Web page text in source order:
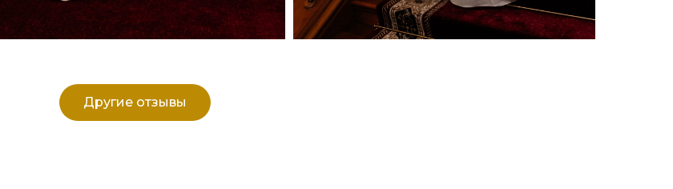
Другие отзывы